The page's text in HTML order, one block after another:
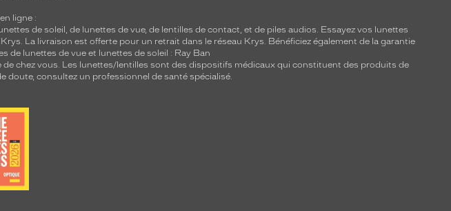
ligne :
de soleil, de lunettes de vue, de lentilles de contact, et de piles audios. Essayez vos lunettes
La livraison est offerte pour un retrait dans le réseau Krys. Bénéficiez également de la garantie
de lunettes de vue et lunettes de soleil : Ray Ban
de chez vous. Les lunettes/lentilles sont des dispositifs médicaux qui constituent des produits de
doute, consultez un professionnel de santé spécialisé.